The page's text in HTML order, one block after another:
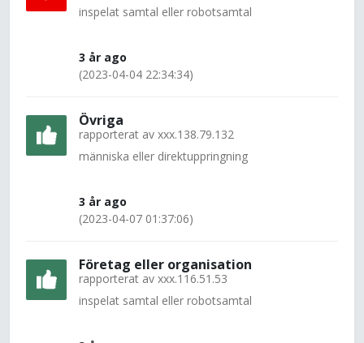
inspelat samtal eller robotsamtal
3 år ago
(2023-04-04 22:34:34)
Övriga
rapporterat av xxx.138.79.132
människa eller direktuppringning
3 år ago
(2023-04-07 01:37:06)
Företag eller organisation
rapporterat av xxx.116.51.53
inspelat samtal eller robotsamtal